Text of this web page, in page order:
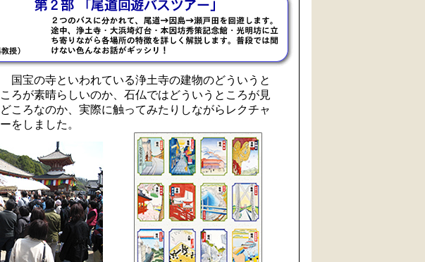
国宝の寺といわれている浄土寺の建物のどういうと
ころが素晴らしいのか、石仏ではどういうところが見
どころなのか、実際に触ってみたりしながらレクチャ
ーをしました。